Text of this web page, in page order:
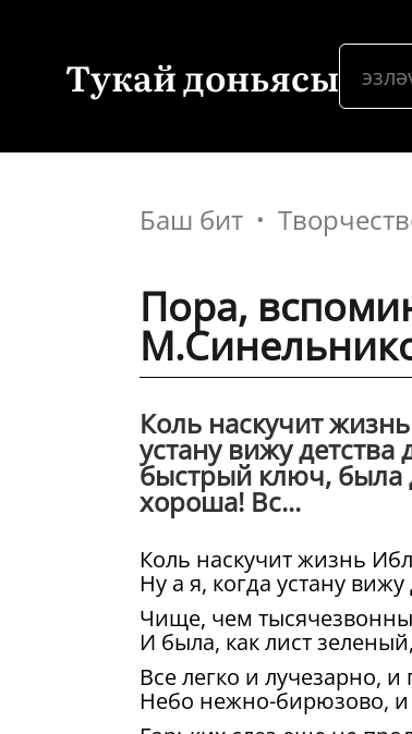
Тукай доньясы
Баш бит
Пора,
Коль наскучит
устану вижу
быстрый ключ, была
хороша! Вс...
Коль наскучит жизнь
Ну а я, когда устану
Чище, чем
И была, как лист
Все легко и лучезарно, и
Небо нежно-бирюзово,